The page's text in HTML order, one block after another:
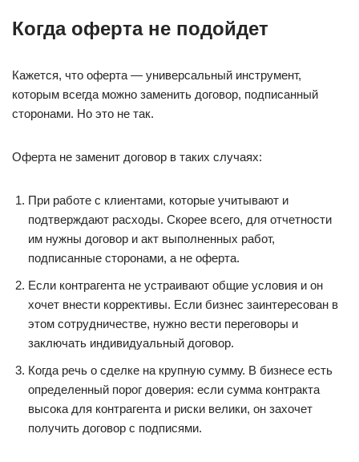
Когда оферта не подойдет
Кажется, что оферта — универсальный инструмент,
которым всегда можно заменить договор, подписанный
сторонами. Но это не так.
Оферта не заменит договор в таких случаях:
При работе с клиентами, которые учитывают и
подтверждают расходы. Скорее всего, для отчетности
им нужны договор и акт выполненных работ,
подписанные сторонами, а не оферта.
Если контрагента не устраивают общие условия и он
хочет внести коррективы. Если бизнес заинтересован в
этом сотрудничестве, нужно вести переговоры и
заключать индивидуальный договор.
Когда речь о сделке на крупную сумму. В бизнесе есть
определенный порог доверия: если сумма контракта
высока для контрагента и риски велики, он захочет
получить договор с подписями.